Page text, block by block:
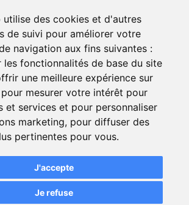
utilise des cookies et d'autres
de suivi pour améliorer votre
navigation aux fins suivantes :
les fonctionnalités de base du site
une meilleure expérience sur
pour mesurer votre intérêt pour
et services et pour personnaliser
marketing, pour diffuser des
pertinentes pour vous.
J'accepte
Je refuse
— Toute reproduction est interdite
légales
Conditions générales de services
d'utilisation pour les professionnels
abonnés au service Green Opinion
Politique de protection de la vie privée
Modifier mes préférences de cookies